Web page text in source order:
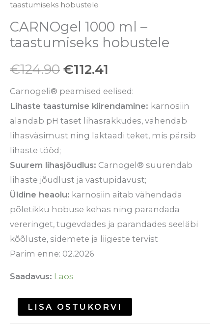
taastumiseks hobustele
CARNOgel 1000 ml –
taastumiseks hobustele
€124.90 €112.41
Carnogeli® peamised eelised:
Lihaste taastumise kiirendamine: karnosiin
alandab pH taset lihasrakkudes, vähendab
lihasväsimust ning laktaadi teket, mis pärsib
lihaste tööd;
Suurem lihasjõudlus: Carnogel® suurendab
lihaste jõudlust ja vastupidavust;
Üldine heaolu: karnosiin aitab vähendada
põletikku hobuse kehas ning parandada
vereringet, tugevdades ja parandades seeläbi
kõõluste, sidemete ja liigeste tervist
Parim enne: 02.2026
Saadavus: Laos
LISA OSTUKORVI